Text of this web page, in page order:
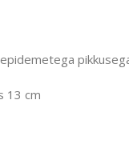
13 cm